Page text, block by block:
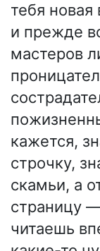
тебя новая
и прежде
мастеров
кажется,
строчку,
скамьи, а
страницу
читаешь